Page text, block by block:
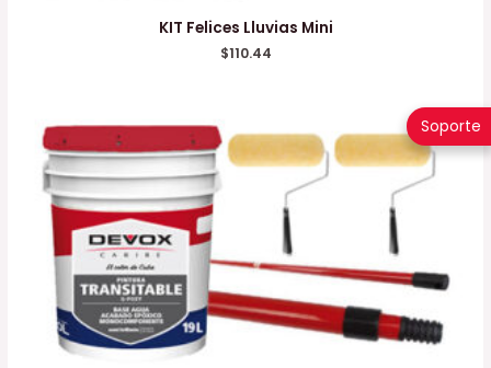
KIT Felices Lluvias Mini
$110.44
Soporte